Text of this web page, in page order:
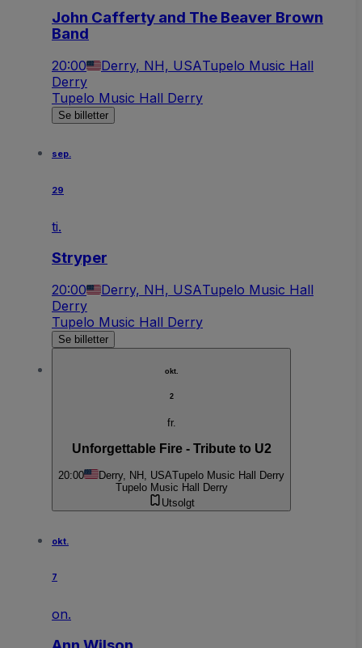
John Cafferty and The Beaver Brown
Band
20:00 Derry, NH, USATupelo Music Hall
Derry
Tupelo Music Hall Derry
Se billetter
sep.
29
ti.
Stryper
20:00 Derry, NH, USATupelo Music Hall
Derry
Tupelo Music Hall Derry
Se billetter
okt.
2
fr.
Unforgettable Fire - Tribute to U2
20:00 Derry, NH, USATupelo Music Hall Derry
Tupelo Music Hall Derry
Utsolgt
okt.
7
on.